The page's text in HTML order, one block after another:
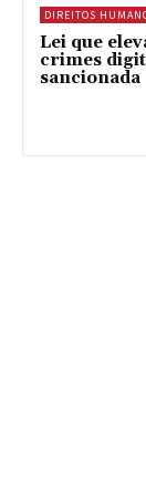
DIREITOS
Lei que
crimes
sancionada